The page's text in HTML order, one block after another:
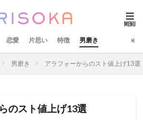
恋愛 片思い 特徴 男磨き
男磨き アラフォーからのスト値上げ13選
のスト値上げ13選